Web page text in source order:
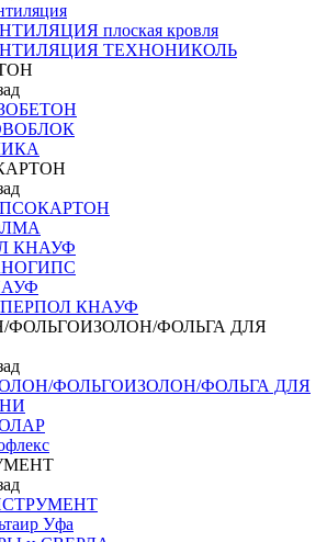
плоская кровля
ТЕХНОНИКОЛЬ
КНАУФ
КНАУФ
ФОЛЬГОИЗОЛОН/ФОЛЬГА ДЛЯ
ФОЛЬГОИЗОЛОН/ФОЛЬГА ДЛЯ
Уфа